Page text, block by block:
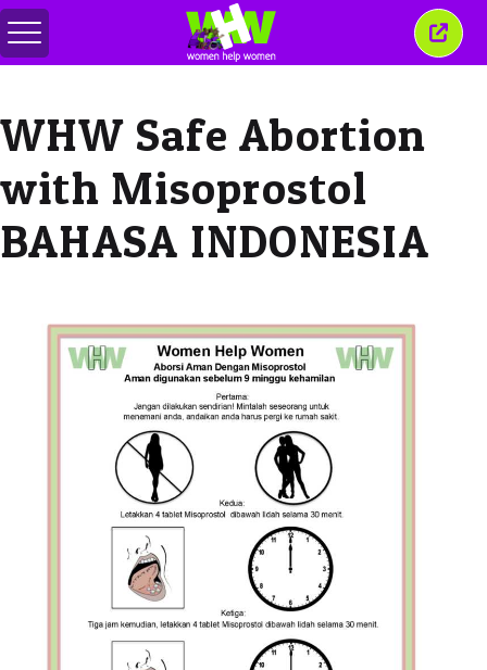
Перемкнути
меню
це
WHW Safe Abortion
with Misoprostol
BAHASA INDONESIA